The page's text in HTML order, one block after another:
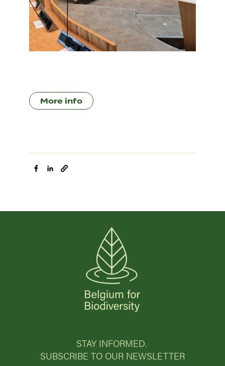
More info
STAY INFORMED.
SUBSCRIBE TO OUR NEWSLETTER